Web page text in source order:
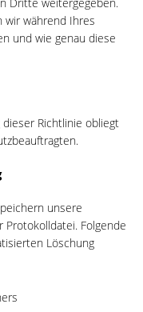
wir während Ihres
und wie genau diese
Richtlinie obliegt
unsere
Folgende
Löschung